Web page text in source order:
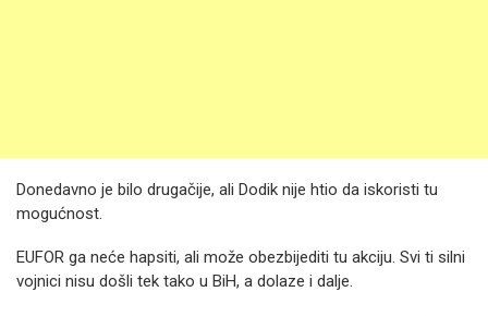
Donedavno je bilo drugačije, ali Dodik nije htio da iskoristi tu
mogućnost.
EUFOR ga neće hapsiti, ali može obezbijediti tu akciju. Svi ti silni
vojnici nisu došli tek tako u BiH, a dolaze i dalje.